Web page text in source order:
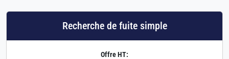
Recherche de fuite simple
Offre HT: